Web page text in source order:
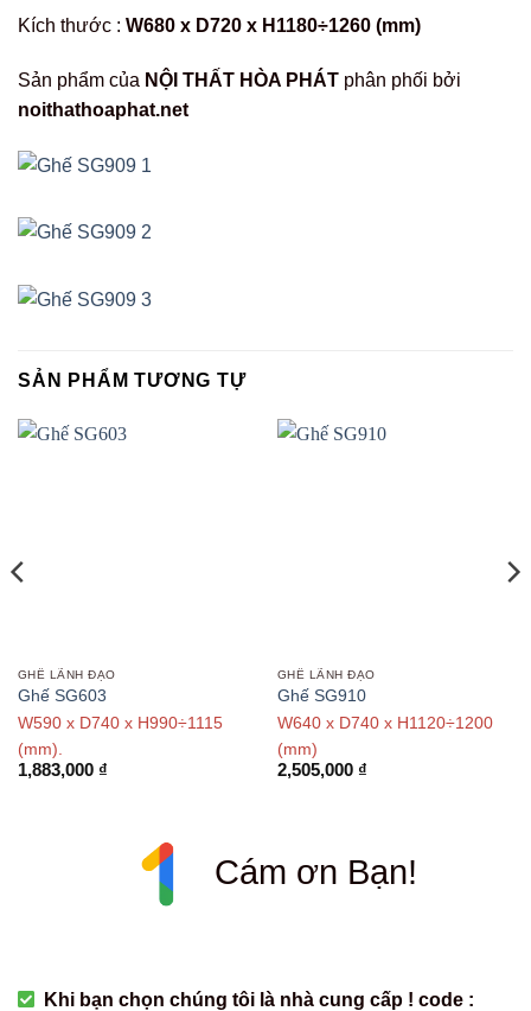
Kích thước : W680 x D720 x H1180÷1260 (mm)
Sản phẩm của NỘI THẤT HÒA PHÁT phân phối bởi
noithathoaphat.net
SẢN PHẨM TƯƠNG TỰ
GHẾ LÃNH ĐẠO
Ghế SG603
W590 x D740 x H990÷1115
(mm).
1,883,000 ₫
GHẾ LÃNH ĐẠO
Ghế SG910
W640 x D740 x H1120÷1200
(mm)
2,505,000 ₫
Cám ơn Bạn!
Khi bạn chọn chúng tôi là nhà cung cấp ! code :